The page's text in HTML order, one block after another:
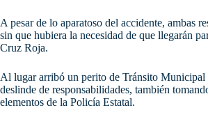
A pesar de lo aparatoso del accidente, ambas
sin que hubiera la necesidad de que llegarán
Cruz Roja.
Al lugar arribó un perito de Tránsito Municipal
deslinde de responsabilidades, también
elementos de la Policía Estatal.